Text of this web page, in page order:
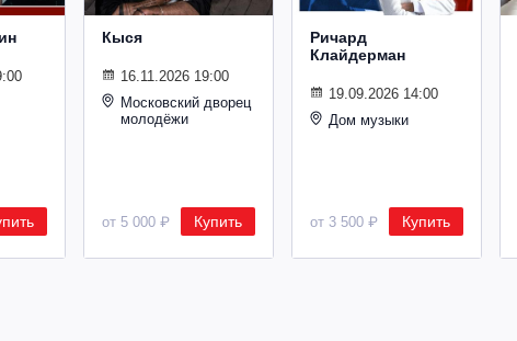
Кыся
16.11.2026 19:00
Московский дворец
молодёжи
от 5 000 ₽ Купить
Ричард
Клайдерман
19.09.2026 14:00
Дом музыки
от 3 500 ₽ Купить